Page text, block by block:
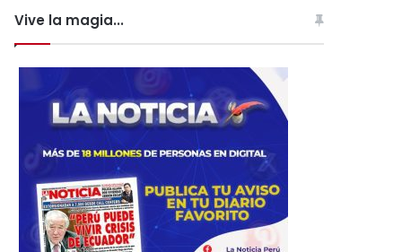
Vive la magia...